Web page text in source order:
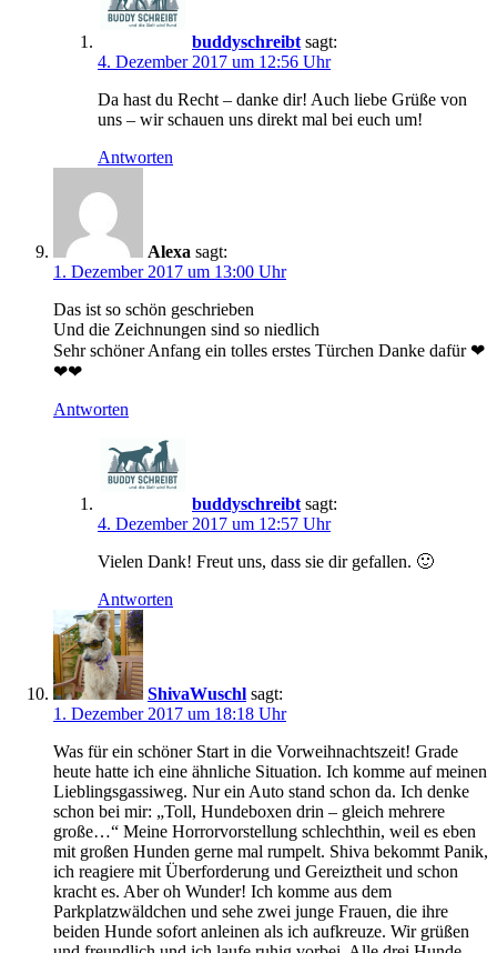
buddyschreibt sagt:
4. Dezember 2017 um 12:56 Uhr
Da hast du Recht – danke dir! Auch liebe Grüße von
uns – wir schauen uns direkt mal bei euch um!
Antworten
Alexa sagt:
1. Dezember 2017 um 13:00 Uhr
Das ist so schön geschrieben
Und die Zeichnungen sind so niedlich
Sehr schöner Anfang ein tolles erstes Türchen Danke dafür ❤
❤❤
Antworten
buddyschreibt sagt:
4. Dezember 2017 um 12:57 Uhr
Vielen Dank! Freut uns, dass sie dir gefallen. 🙂
Antworten
ShivaWuschl sagt:
1. Dezember 2017 um 18:18 Uhr
Was für ein schöner Start in die Vorweihnachtszeit! Grade
heute hatte ich eine ähnliche Situation. Ich komme auf meinen
Lieblingsgassiweg. Nur ein Auto stand schon da. Ich denke
schon bei mir: „Toll, Hundeboxen drin – gleich mehrere
große…“ Meine Horrorvorstellung schlechthin, weil es eben
mit großen Hunden gerne mal rumpelt. Shiva bekommt Panik,
ich reagiere mit Überforderung und Gereiztheit und schon
kracht es. Aber oh Wunder! Ich komme aus dem
Parkplatzwäldchen und sehe zwei junge Frauen, die ihre
beiden Hunde sofort anleinen als ich aufkreuze. Wir grüßen